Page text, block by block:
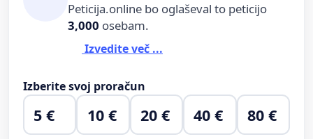
Peticija.online bo oglaševal to peticijo
3,000 osebam.
Izvedite več ...
Izberite svoj proračun
5 € 10 € 20 € 40 € 80 €